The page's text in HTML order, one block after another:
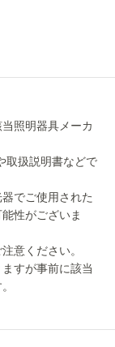
照明器具メーカ
取扱説明書などで
でご使用された
性がございま
意ください。
すが事前に該当